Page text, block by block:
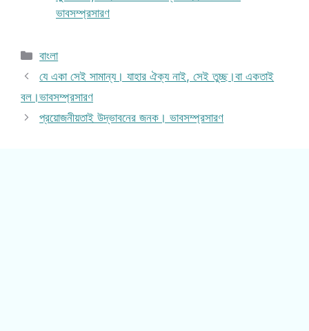
ভাবসম্প্রসারণ
Categories
বাংলা
যে একা সেই সামান্য। যাহার ঐক্য নাই, সেই তুচ্ছ।বা একতাই
বল।ভাবসম্প্রসারণ
প্রয়োজনীয়তাই উদ্ভাবনের জনক। ভাবসম্প্রসারণ